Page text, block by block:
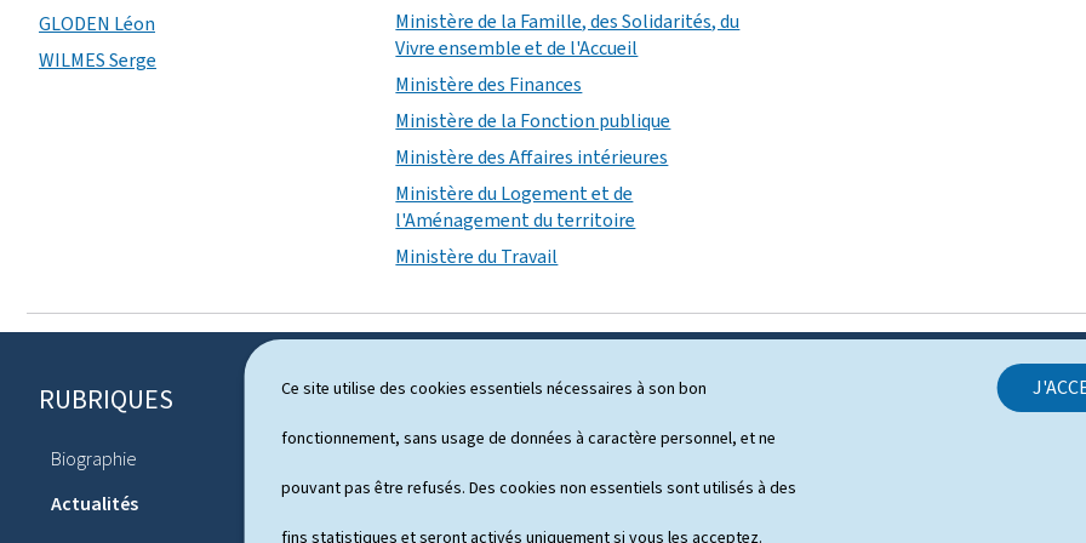
Ce site utilise des cookies essentiels nécessaires à son bon
fonctionnement, sans usage de données à caractère personnel, et ne
pouvant pas être refusés. Des cookies non essentiels sont utilisés à des
fins statistiques et seront activés uniquement si vous les acceptez.
GLODEN Léon
WILMES Serge
Ministère de la Famille, des Solidarités, du
Vivre ensemble et de l'Accueil
Ministère des Finances
Ministère de la Fonction publique
Ministère des Affaires intérieures
Ministère du Logement et de
l'Aménagement du territoire
Ministère du Travail
PRUBRIQUES
Biographie
Actualités